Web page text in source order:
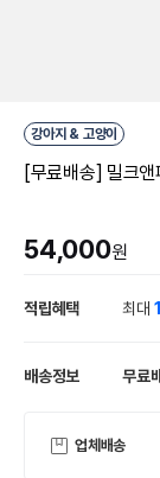
강아지 & 고양이
[무료배송] 밀크
54,000원
적립혜택 최대
배송정보 무료
업체배송